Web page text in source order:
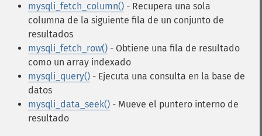
mysqli_fetch_column() - Recupera una sola
columna de la siguiente fila de un conjunto de
resultados
mysqli_fetch_row() - Obtiene una fila de resultado
como un array indexado
mysqli_query() - Ejecuta una consulta en la base de
datos
mysqli_data_seek() - Mueve el puntero interno de
resultado